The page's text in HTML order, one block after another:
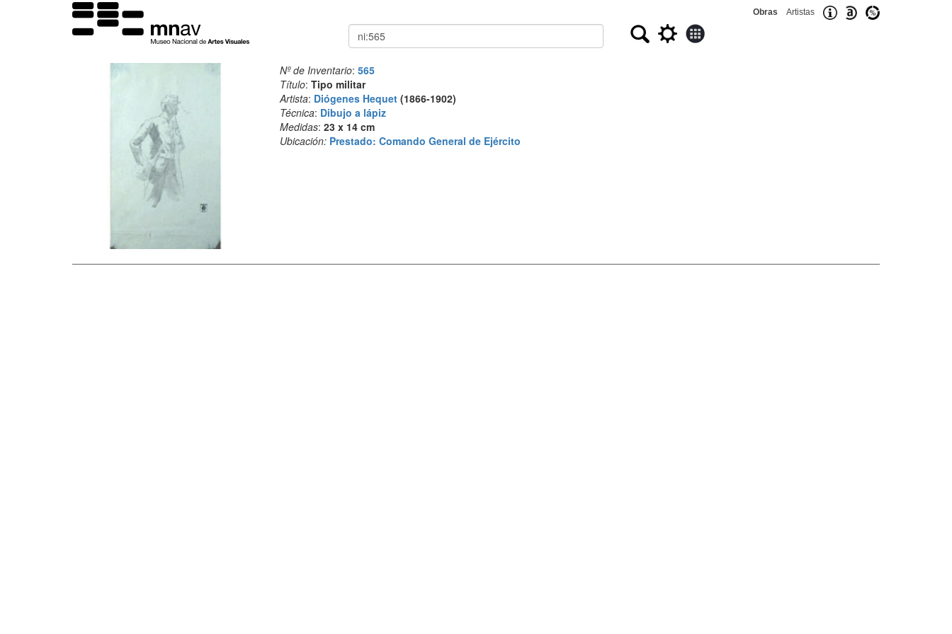
Obras Artistas
Buscar
Nº de Inventario: 565
Título: Tipo militar
Artista: Diógenes Hequet(1866-1902)
Técnica: Dibujo a lápiz
Medidas: 23 x 14 cm
Ubicación: Prestado: Comando General de Ejército